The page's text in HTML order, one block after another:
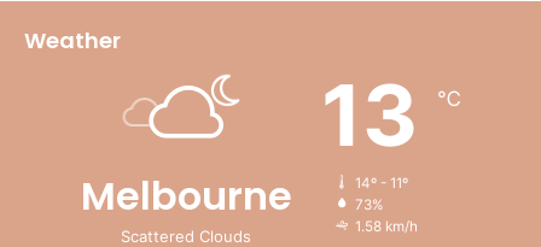
Weather
Melbourne
Scattered Clouds
13 ℃
14º - 11º
73%
1.58 km/h